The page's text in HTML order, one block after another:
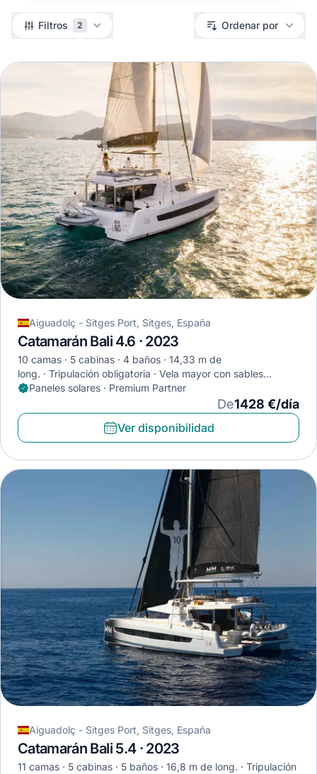
Filtros Filtros 2 Ordenar por
Aiguadolç - Sitges Port, Sitges, España
Catamarán Bali 4.6 · 2023
10 camas 5 cabinas 4 baños
14,33 m de
long.
Tripulación obligatoria
Vela mayor con sables
completa
Paneles solares · Premium Partner
De1428 €/día
Ver disponibilidad
Aiguadolç - Sitges Port, Sitges, España
Catamarán Bali 5.4 · 2023
11 camas 5 cabinas 5 baños 16,8 m de long.
Tripulación